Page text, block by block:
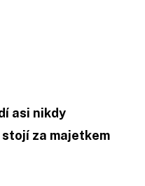
asi nikdy
za majetkem